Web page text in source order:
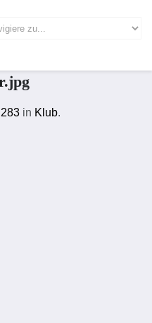
in Klub.